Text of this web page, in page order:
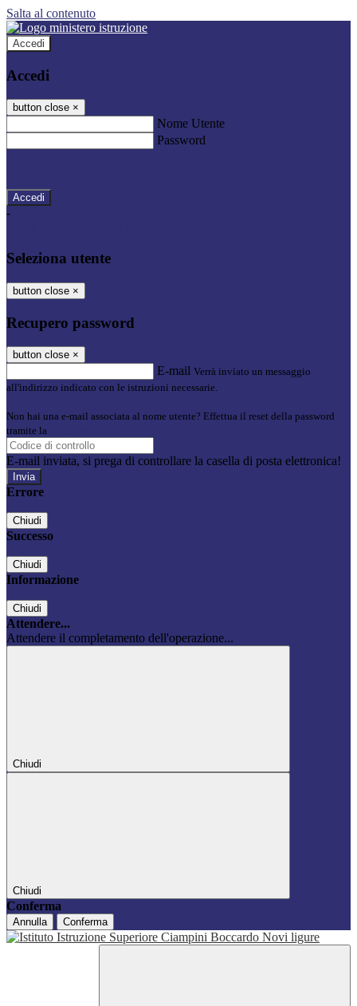
Salta al contenuto
Accedi
Accedi
button close ×
Nome Utente
Password
-
Seleziona utente
button close ×
Recupero password
button close ×
E-mail Verrà inviato un messaggio
all'indirizzo indicato con le istruzioni necessarie.
Non hai una e-mail associata al nome utente? Effettua il reset della password
tramite la
E-mail inviata, si prega di controllare la casella di posta elettronica!
Errore
Chiudi
Successo
Chiudi
Informazione
Chiudi
Attendere...
Attendere il completamento dell'operazione...
Chiudi
Chiudi
Conferma
Annulla Conferma